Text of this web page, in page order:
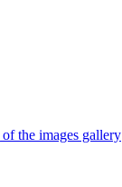
the images gallery